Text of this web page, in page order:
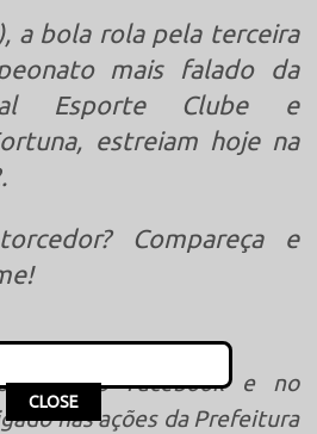
a bola rola pela terceira
mais falado da
Esporte Clube e
estreiam hoje na
Compareça e
no Facebook e no
nas ações da Prefeitura
will close in: 15
CLOSE